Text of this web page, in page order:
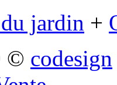
jardin +
© codesign